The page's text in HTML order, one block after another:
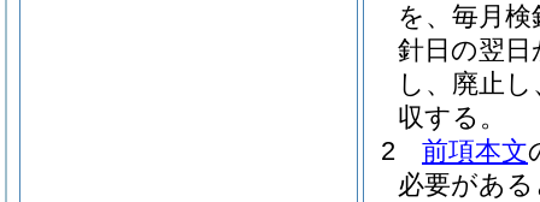
を、毎月
針日の翌
し、廃止
収する。
2
前項本文
必要があ